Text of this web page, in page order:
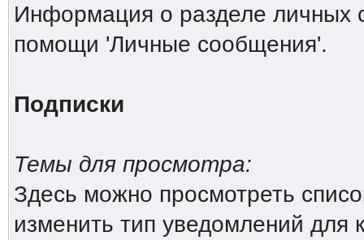
Информация о разделе личных
помощи 'Личные сообщения'.
Подписки
Темы для просмотра:
Здесь можно просмотреть
изменить тип уведомлений